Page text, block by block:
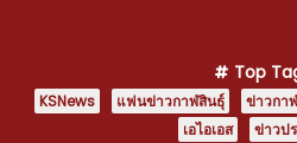
Top
KSNews แฟนข่าวกาฬสินธุ์ ข่าวกา
เอไอเอส
ข่าวป